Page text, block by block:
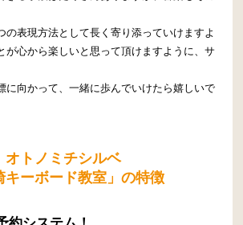
の表現方法として長く寄り添っていけますよ
が心から楽しいと思って頂けますように、サ
に向かって、一緒に歩んでいけたら嬉しいで
オトノミチシルベ
キーボード教室」の特徴